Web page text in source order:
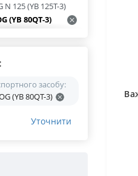
N 125 (YB 125T-3)
(YB 80QT-3)
125 J
V 200R
V 150 A
250
XY 250GY-6C
засобу:
(YB 80QT-3)
Уточнити